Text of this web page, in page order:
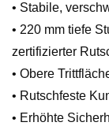
• Stabile,
• 220 mm tiefe
zertifizierter
• Obere
• Rutschfeste
• Erhöhte